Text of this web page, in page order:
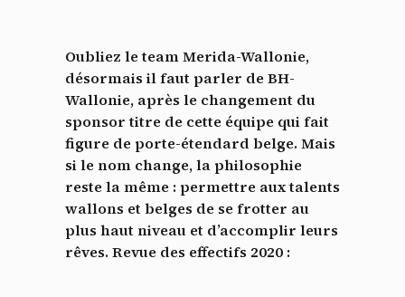
Oubliez le team Merida-Wallonie,
désormais il faut parler de BH-
Wallonie, après le changement du
sponsor titre de cette équipe qui fait
figure de porte-étendard belge. Mais
si le nom change, la philosophie
reste la même : permettre aux talents
wallons et belges de se frotter au
plus haut niveau et d’accomplir leurs
rêves. Revue des effectifs 2020 :